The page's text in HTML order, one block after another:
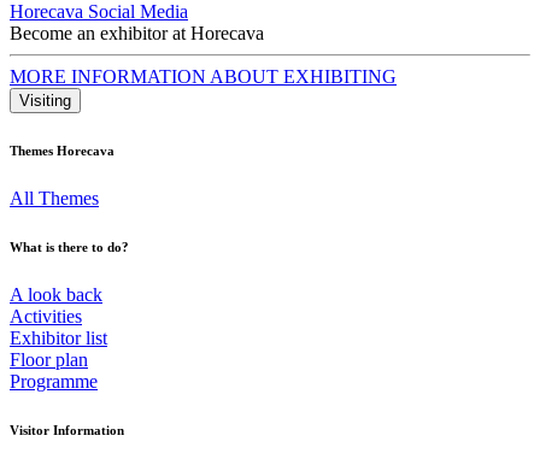
Horecava Social Media
Become an exhibitor at Horecava
MORE INFORMATION ABOUT EXHIBITING
Visiting
Themes Horecava
All Themes
What is there to do?
A look back
Activities
Exhibitor list
Floor plan
Programme
Visitor Information